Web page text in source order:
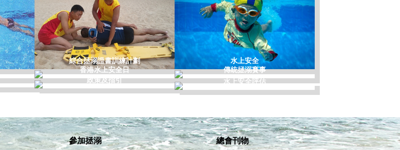
綜合拯溺證書訓練計劃
水上安全
香港水上安全日
傳統拯溺賽事
政策及指引 水上安全評估
參加拯溺 總會刊物